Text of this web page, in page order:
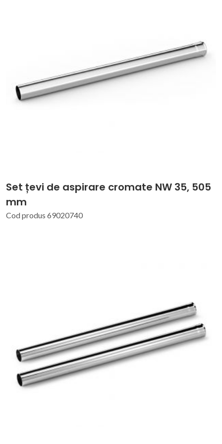
Set țevi de aspirare cromate NW 35, 505
mm
Cod produs 69020740